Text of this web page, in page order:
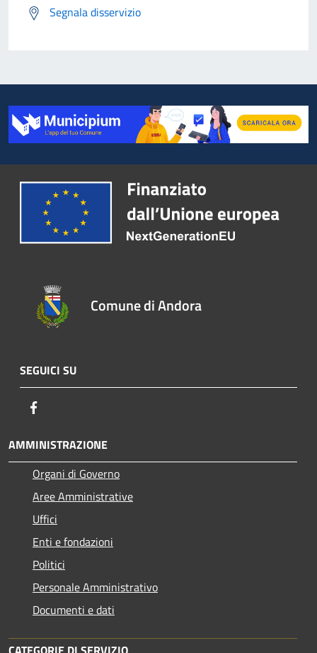
Segnala disservizio
Comune di Andora
SEGUICI SU
AMMINISTRAZIONE
Organi di Governo
Aree Amministrative
Uffici
Enti e fondazioni
Politici
Personale Amministrativo
Documenti e dati